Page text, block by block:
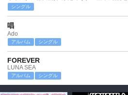
シングル
唱
Ado
アルバム シングル
FOREVER
LUNA SEA
アルバム シングル